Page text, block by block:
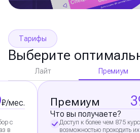
Тарифы
Выберите
Лайт Премиум
₽/мес.
с
в
Премиум
Что вы получаете?
Доступ к более чем 875
возможностью проходить